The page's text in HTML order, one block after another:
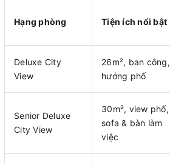
Hạng phòng Tiện ích nổi bật
Deluxe City
View
26m², ban công,
hướng phố
Senior Deluxe
City View
30m², view phố,
sofa & bàn làm
việc